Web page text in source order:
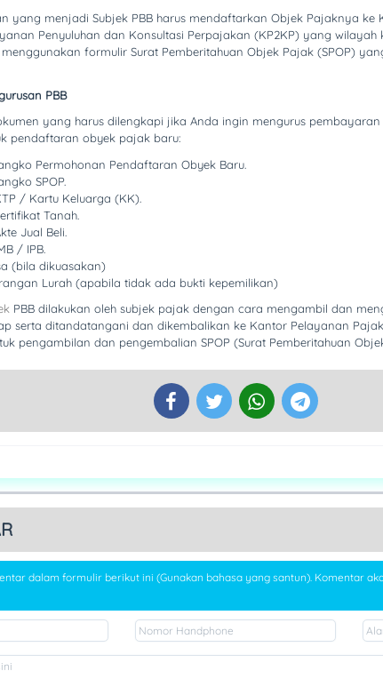
yang menjadi Subjek PBB harus mendaftarkan Objek Pajaknya ke
Penyuluhan dan Konsultasi Perpajakan (KP2KP) yang
formulir Surat Pemberitahuan Objek Pajak (SPOP)
PBB
yang harus dilengkapi jika Anda ingin mengurus pembayaran
pendaftaran obyek pajak baru:
Permohonan Pendaftaran Obyek Baru.
SPOP.
/ Kartu Keluarga (KK).
Tanah.
Jual Beli.
/ IPB.
(bila dikuasakan)
Lurah (apabila tidak ada bukti kepemilikan)
PBB dilakukan oleh subjek pajak dengan cara mengambil dan
serta ditandatangani dan dikembalikan ke Kantor Pelayanan
pengambilan dan pengembalian SPOP (Surat Pemberitahuan
dalam formulir berikut ini (Gunakan bahasa yang santun). Komentar